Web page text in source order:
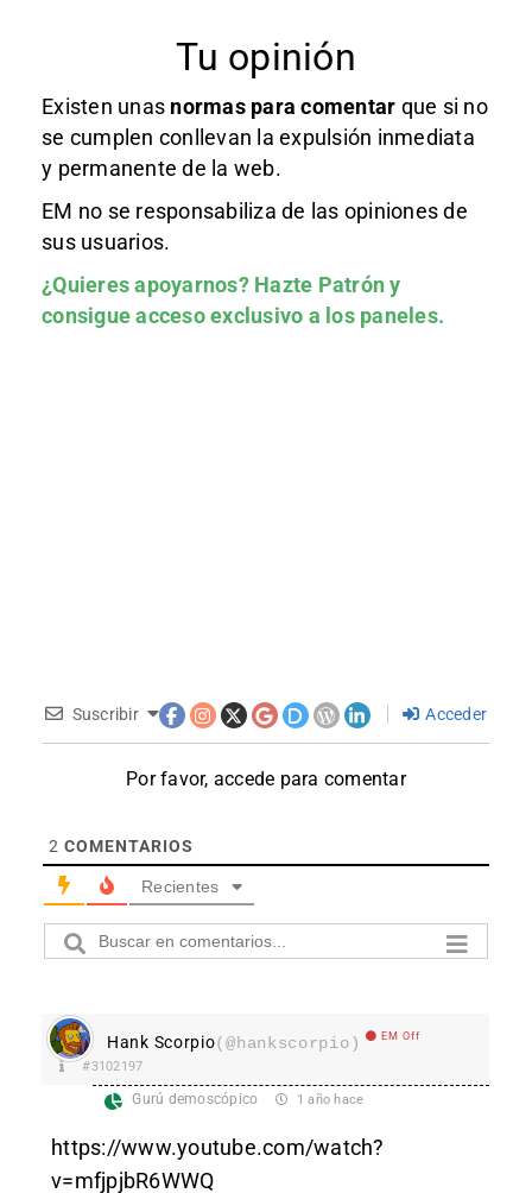
Tu opinión
Existen unas normas para comentar que si no
se cumplen conllevan la expulsión inmediata
y permanente de la web.
EM no se responsabiliza de las opiniones de
sus usuarios.
¿Quieres apoyarnos? Hazte Patróny
consigue acceso exclusivo a los paneles.
Suscribir Acceder
Por favor, accede para comentar
2 COMENTARIOS
Recientes
Hank Scorpio(@hankscorpio) EM Off
#3102197
Gurú demoscópico 1 año hace
https://www.youtube.com/watch?
v=mfjpjbR6WWQ